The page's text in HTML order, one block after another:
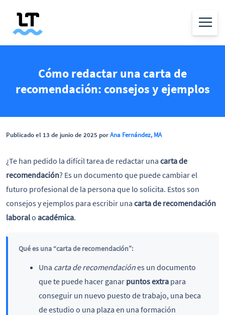
Cómo redactar una carta de
recomendación: consejos y ejemplos
Publicado el 13 de junio de 2025 porAna Fernández, MA
¿Te han pedido la difícil tarea de redactar una carta de
recomendación? Es un documento que puede cambiar el
futuro profesional de la persona que lo solicita. Estos son
consejos y ejemplos para escribir una carta de recomendación
laboralo académica.
Qué es una “carta de recomendación”:
Una carta de recomendaciónes un documento
que te puede hacer ganar puntos extrapara
conseguir un nuevo puesto de trabajo, una beca
de estudio o una plaza en una formación